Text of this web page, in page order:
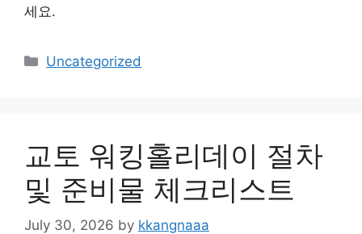
세요.
Categories
Uncategorized
교토 워킹홀리데이 절차
및 준비물 체크리스트
July 30, 2026 by kkangnaaa